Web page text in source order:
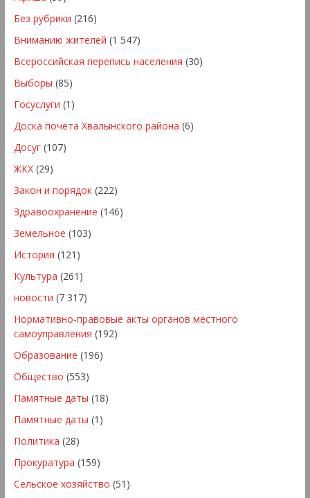
Без рубрики (216)
Вниманию жителей (1 547)
Всероссийская перепись населения (30)
Выборы (85)
Госуслуги (1)
Доска почёта Хвалынского района (6)
Досуг(107)
ЖКХ(29)
Закон и порядок(222)
Здравоохранение (146)
Земельное (103)
История (121)
Культура (261)
новости (7 317)
Нормативно-правовые акты органов местного
самоуправления (192)
Образование (196)
Общество (553)
Памятные даты (18)
Памятные даты (1)
Политика (28)
Прокуратура (159)
Сельское хозяйство (51)